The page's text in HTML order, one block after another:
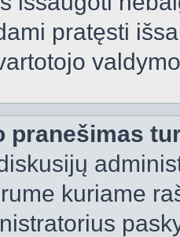
pratęsti
pranešimas
kuriame